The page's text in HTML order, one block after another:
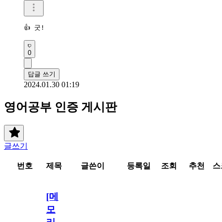
👍 굿!
0
답글 쓰기
2024.01.30 01:19
영어공부 인증 게시판
글쓰기
번호 제목 글쓴이 등록일 조회 추천
[메
모